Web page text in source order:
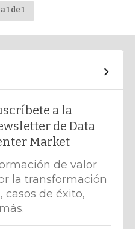
1 de 1
a la
de Data
Market
de valor
la transformación
casos de éxito,